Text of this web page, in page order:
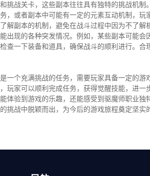
挑战关卡，这些副本往往具有独特的挑战机制
，或者副本中可能有一定的元素互动机制，玩
解副本的机制，避免在战斗过程中因为不了解
出现的各种突发情况。例如，某些副本可能会
查一下装备和道具，确保战斗的顺利进行。合
一个充满挑战的任务，需要玩家具备一定的游
玩家可以顺利完成任务，获得觉醒技能，进一
体验到游戏的乐趣，还能感受到驱魔师职业独
挑战中脱颖而出，为今后的游戏旅程奠定坚实